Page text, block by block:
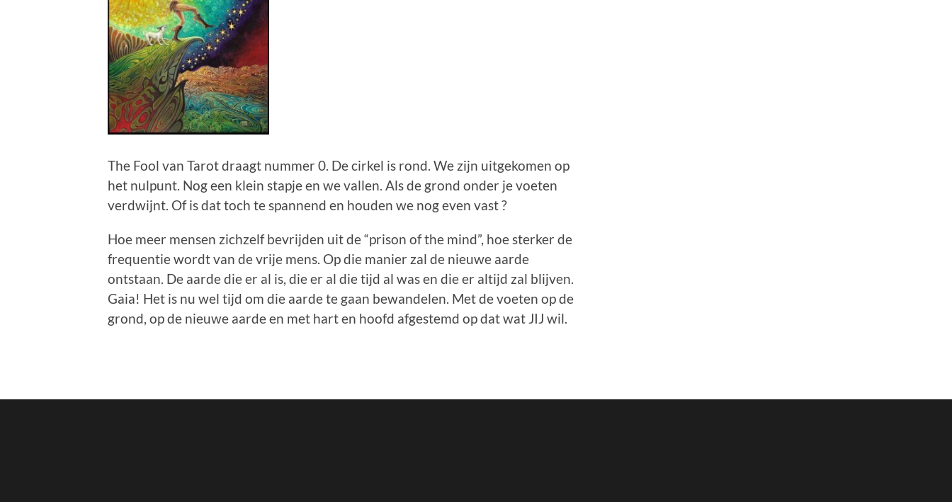
The Fool van Tarot draagt nummer 0. De cirkel is rond. We zijn uitgekomen op
het nulpunt. Nog een klein stapje en we vallen. Als de grond onder je voeten
verdwijnt. Of is dat toch te spannend en houden we nog even vast ?
Hoe meer mensen zichzelf bevrijden uit de “prison of the mind”, hoe sterker de
frequentie wordt van de vrije mens. Op die manier zal de nieuwe aarde
ontstaan. De aarde die er al is, die er al die tijd al was en die er altijd zal blijven.
Gaia! Het is nu wel tijd om die aarde te gaan bewandelen. Met de voeten op de
grond, op de nieuwe aarde en met hart en hoofd afgestemd op dat wat JIJ wil.